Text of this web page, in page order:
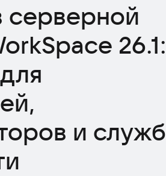
серверной
26.1:
и служб